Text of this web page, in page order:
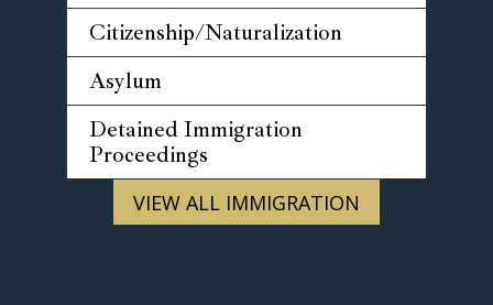
Citizenship/Naturalization
Asylum
Detained Immigration
Proceedings
VIEW ALL IMMIGRATION